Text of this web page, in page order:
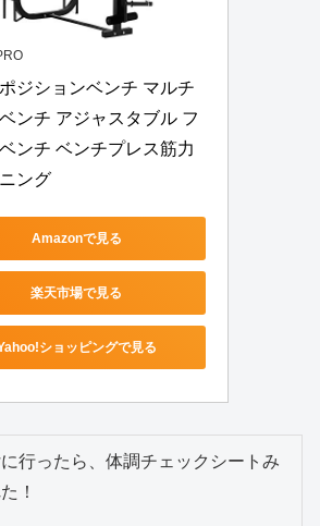
ジションベンチ マルチ
ンチ アジャスタブル フ
ンチ ベンチプレス筋力
ング
Amazonで見る
楽天市場で見る
ショッピングで見る
行ったら、体調チェックシートみ
！